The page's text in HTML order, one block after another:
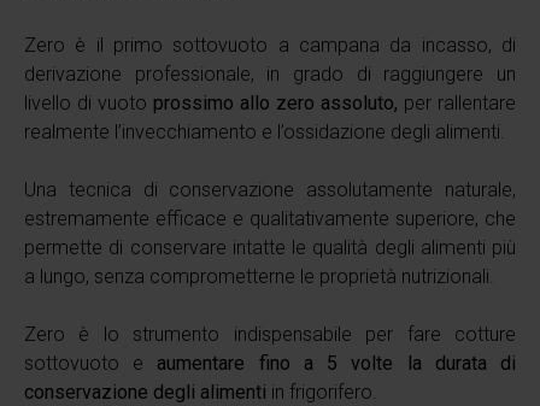
Zero è il primo sottovuoto a campana da incasso, di
derivazione professionale, in grado di raggiungere un
livello di vuoto prossimo allo zero assoluto, per rallentare
realmente l’invecchiamento e l’ossidazione degli alimenti.
Una tecnica di conservazione assolutamente naturale,
estremamente efficace e qualitativamente superiore, che
permette di conservare intatte le qualità degli alimenti più
a lungo, senza comprometterne le proprietà nutrizionali.
Zero è lo strumento indispensabile per fare cotture
sottovuoto e aumentare fino a 5 volte la durata di
conservazione degli alimenti in frigorifero.